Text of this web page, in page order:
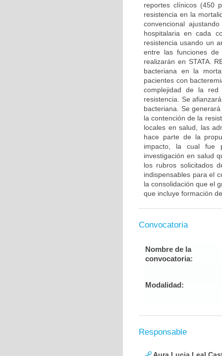
reportes clínicos (450
resistencia en la
convencional
hospitalaria en cada
resistencia usando un
entre las funciones
realizarán en STATA.
bacteriana en la
pacientes con
complejidad de la red
resistencia. Se
bacteriana. Se
la contención de la
locales en salud, las
hace parte de la
impacto, la cual fue
investigación en salud
los rubros solicitados
indispensables para el
la consolidación que el
que incluye formación
Convocatoria
Nombre de la
convocatoria:
Modalidad:
Responsable